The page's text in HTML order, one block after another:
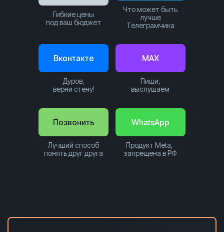
Позвонить
Лучший способ
понять друг друга
WhatsApp
Продукт Meta,
запрещена в РФ
Что может быть
лучше
Телеграмчика
Вконтакте
Дуров,
верни стену!
Гибкие цены
под ваш бюджет
MAX
Пиши,
выслушаем